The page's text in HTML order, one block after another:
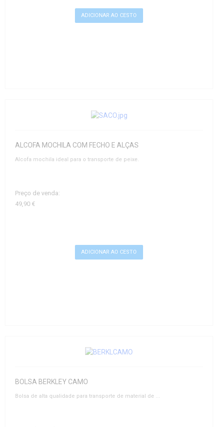
ALCOFA MOCHILA COM FECHO E ALÇAS
Alcofa mochila ideal para o transporte de peixe.
Preço de venda:
49,90 €
BOLSA BERKLEY CAMO
Bolsa de alta qualidade para transporte de material de ...